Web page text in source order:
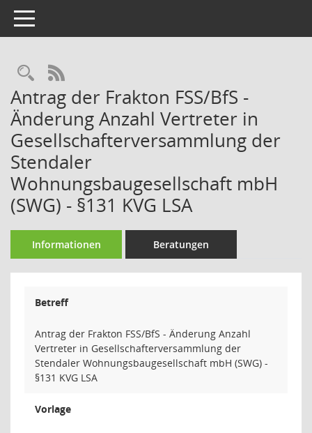
Toggle navigation
Rechercheauswahl
RSS-Feed
Antrag der Frakton FSS/BfS -
Änderung Anzahl Vertreter in
Gesellschafterversammlung der
Stendaler
Wohnungsbaugesellschaft mbH
(SWG) - §131 KVG LSA
Informationen Beratungen
Betreff
Antrag der Frakton FSS/BfS - Änderung Anzahl
Vertreter in Gesellschafterversammlung der
Stendaler Wohnungsbaugesellschaft mbH (SWG) -
§131 KVG LSA
Vorlage